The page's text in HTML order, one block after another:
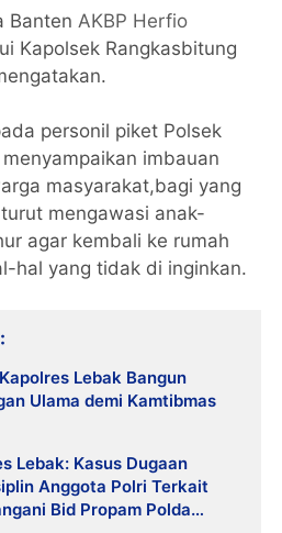
Banten AKBP Herfio
Kapolsek Rangkasbitung
personil piket Polsek
imbauan
masyarakat,bagi yang
mengawasi anak-
agar kembali ke rumah
hal yang tidak di inginkan.
Lebak Bangun
Ulama demi Kamtibmas
Lebak: Kasus Dugaan
Anggota Polri Terkait
Bid Propam Polda